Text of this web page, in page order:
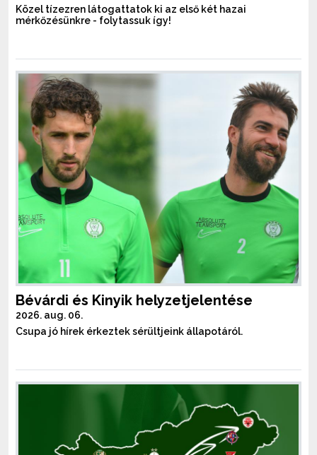
Közel tízezren látogattatok ki az első két hazai
mérkőzésünkre - folytassuk így!
Bévárdi és Kinyik helyzetjelentése
2026. aug. 06.
Csupa jó hírek érkeztek sérültjeink állapotáról.